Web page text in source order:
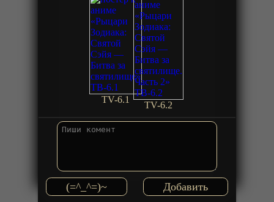
TV-6.1
TV-6.2
(=^_^=)~